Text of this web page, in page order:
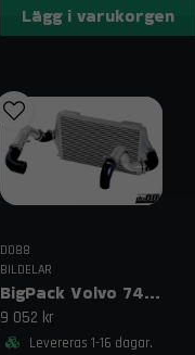
Lägg i varukorgen
DO88
BILDELAR
BigPack Volvo 740/940 Turbo (92–98) Svart – 63 mm spjällhus
9 052 kr
Levereras 1-16 dagar.